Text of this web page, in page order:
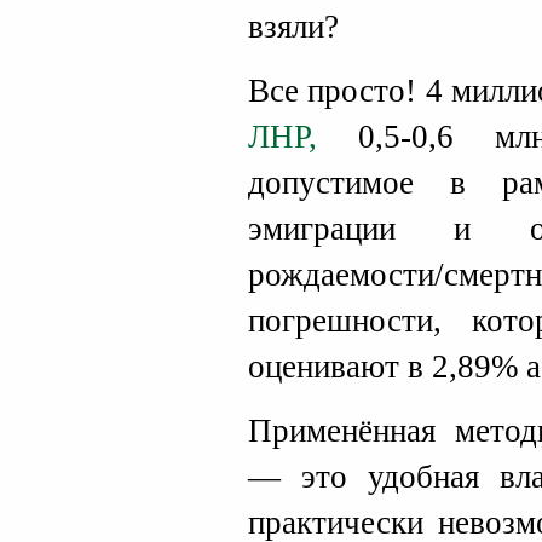
взяли?
Все просто! 4
ЛНР, 0,5-0,6
допустимое в
эмиграции и
рождаемости/
погрешности,
оценивают в 2,89%
Применённая
— это удобная
практически